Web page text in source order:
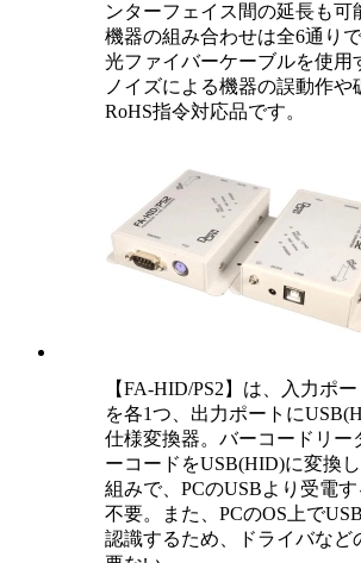
ンターフェイス間の延長も可
機器の組み合わせは全6通りで
光ファイバーケーブルを使用
ノイズによる機器の誤動作や
RoHS指令対応品です。
【FA-HID/PS2】は、入力ポ
を各1つ、出力ポートに
仕様変換器。バーコードリー
ーコードをUSB(HID)に変換
組みで、PCのUSBより受電
不要。また、PCのOS上で
認識するため、ドライバなど